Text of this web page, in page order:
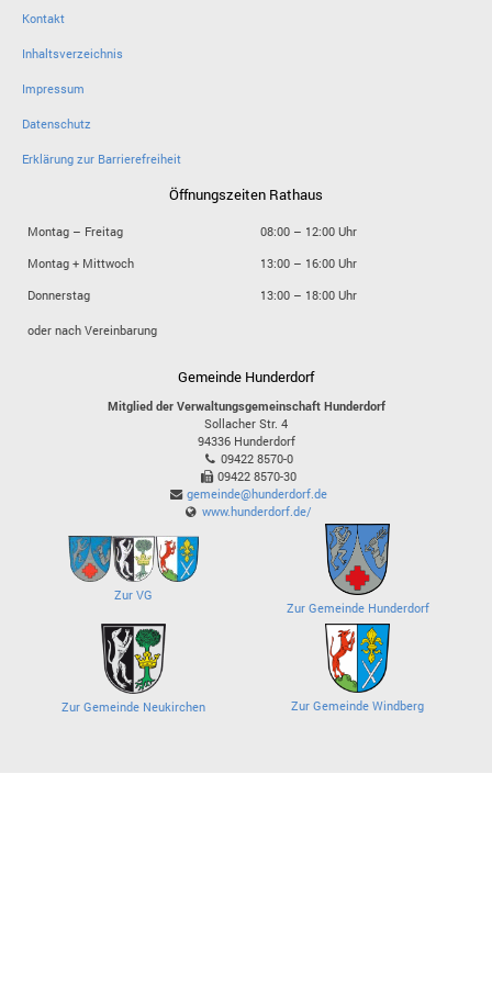
Kontakt
Inhaltsverzeichnis
Impressum
Datenschutz
Erklärung zur Barrierefreiheit
Öffnungszeiten Rathaus
Montag – Freitag
08:00 – 12:00 Uhr
Montag + Mittwoch
13:00 – 16:00 Uhr
Donnerstag
13:00 – 18:00 Uhr
oder nach Vereinbarung
Gemeinde Hunderdorf
Mitglied der Verwaltungsgemeinschaft Hunderdorf
Sollacher Str. 4
94336 Hunderdorf
09422 8570-0
09422 8570-30
gemeinde@hunderdorf.de
www.hunderdorf.de/
Zur VG
Zur Gemeinde Hunderdorf
Zur Gemeinde Neukirchen Zur Gemeinde Windberg